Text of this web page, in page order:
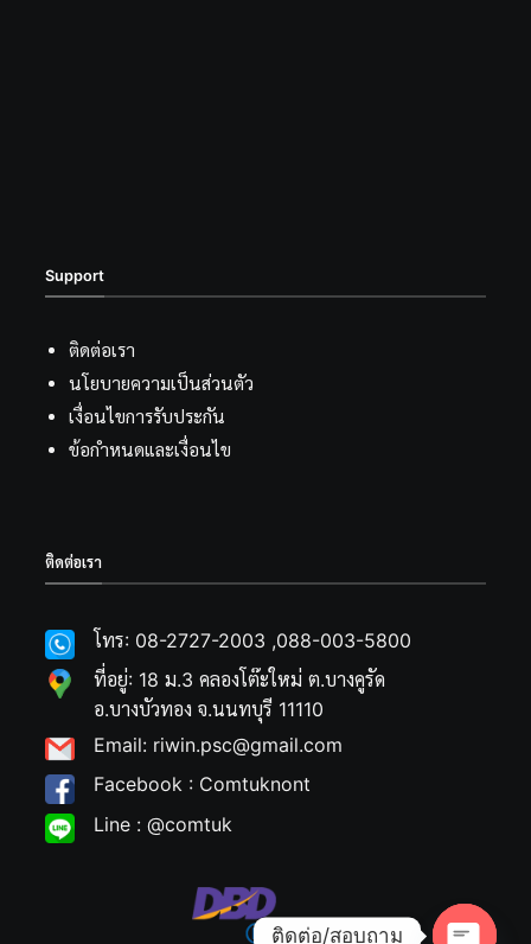
Support
ติดต่อเรา
นโยบายความเป็นส่วนตัว
เงื่อนไขการรับประกัน
ข้อกำหนดและเงื่อนไข
ติดต่อเรา
โทร: 08-2727-2003 ,088-003-5800
ที่อยู่: 18 ม.3 คลองโต๊ะใหม่ ต.บางคูรัด
อ.บางบัวทอง จ.นนทบุรี 11110
Email: riwin.psc@gmail.com
Facebook : Comtuknont
Line : @comtuk
ติดต่อ/สอบถาม